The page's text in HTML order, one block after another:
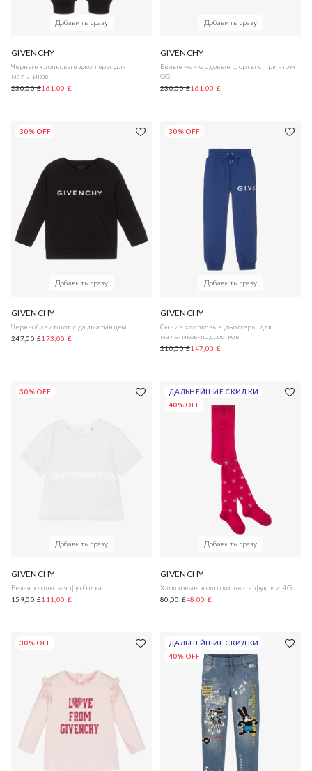
Добавить сразу
GIVENCHY
Черные хлопковые джоггеры для
мальчиков
230,00 £161,00 £
Добавить сразу
GIVENCHY
Белые жаккардовые шорты с принтом
GG
230,00 £161,00 £
30% OFF
Добавить сразу
GIVENCHY
Черный свитшот с далматинцем
247,00 £173,00 £
30% OFF
Добавить сразу
GIVENCHY
Синие хлопковые джоггеры для
мальчиков-подростков
210,00 £147,00 £
30% OFF
Добавить сразу
GIVENCHY
Белая хлопковая футболка
159,00 £111,00 £
ДАЛЬНЕЙШИЕ СКИДКИ
40% OFF
Добавить сразу
GIVENCHY
Хлопковые колготки цвета фуксии 4G
80,00 £48,00 £
30% OFF
ДАЛЬНЕЙШИЕ СКИДКИ
40% OFF